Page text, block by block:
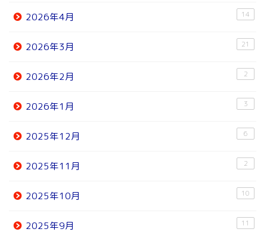
2026年4月 14
2026年3月 21
2026年2月 2
2026年1月 3
2025年12月 6
2025年11月 2
2025年10月 10
2025年9月 11